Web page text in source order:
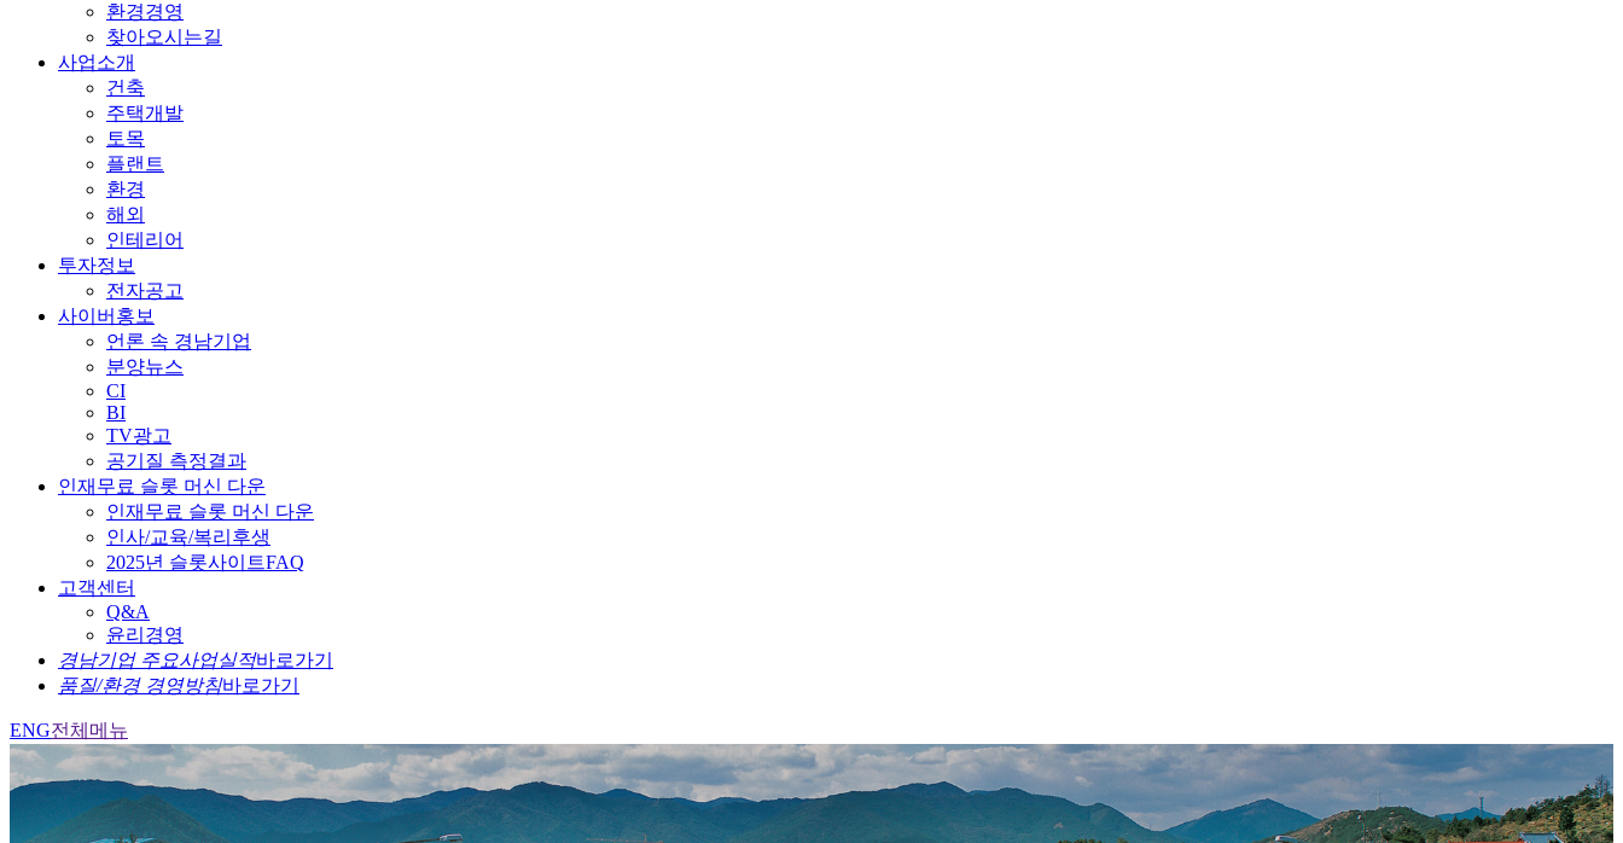
환경경영
찾아오시는길
사업소개
건축
주택개발
토목
플랜트
환경
해외
인테리어
투자정보
전자공고
사이버홍보
언론 속 경남기업
분양뉴스
CI
BI
TV광고
공기질 측정결과
인재무료 슬롯 머신 다운
인재무료 슬롯 머신 다운
인사/교육/복리후생
2025년 슬롯사이트FAQ
고객센터
Q&A
윤리경영
경남기업 주요사업실적바로가기
품질/환경 경영방침바로가기
ENG전체메뉴